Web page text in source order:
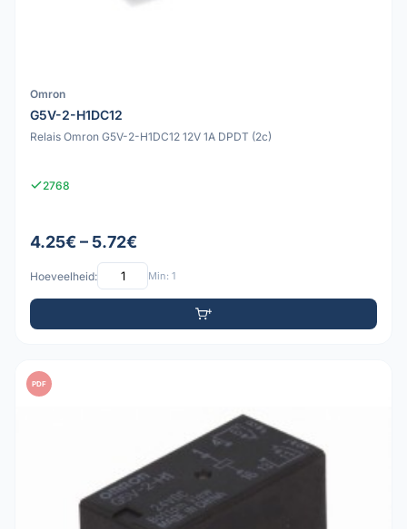
Omron
G5V-2-H1DC12
Relais Omron G5V-2-H1DC12 12V 1A DPDT (2c)
2768
4.25€ – 5.72€
Hoeveelheid: Min: 1
PDF